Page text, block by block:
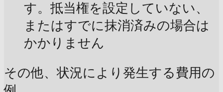
す。抵当権を設定していない、
またはすでに抹消済みの場合は
かかりません
その他、状況により発生する費用の